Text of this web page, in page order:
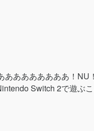
ああああああああ！NU
Switch 2で遊ぶ